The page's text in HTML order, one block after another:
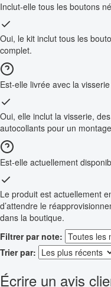
Inclut-elle tous les boutons
Oui, le kit inclut tous les
complet.
Est-elle livrée avec la
Oui, elle inclut la visserie,
autocollants pour un
Est-elle actuellement
Le produit est actuellement
d’attendre le
dans la boutique.
Filtrer par note:
Trier par:
Écrire un avis